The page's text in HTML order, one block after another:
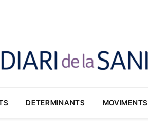
DETERMINANTS MOVIMENTS